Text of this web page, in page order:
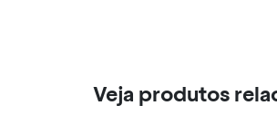
Veja produtos